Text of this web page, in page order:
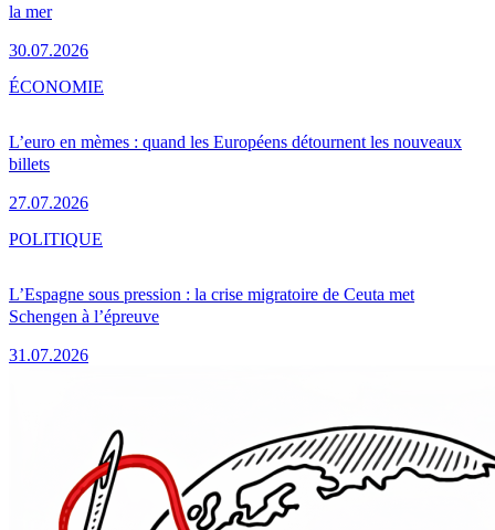
la mer
30.07.2026
L’euro en mèmes : quand les Européens détournent les nouveaux
billets
27.07.2026
ÉCONOMIE
L’Espagne sous pression : la crise migratoire de Ceuta met
Schengen à l’épreuve
31.07.2026
POLITIQUE